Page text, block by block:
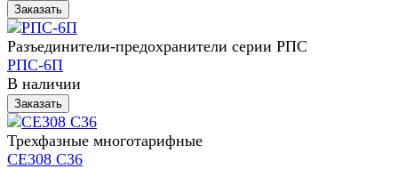
Заказать
Разъединители-предохранители серии РПС
РПС-6П
В наличии
Заказать
Трехфазные многотарифные
СЕ308 С36